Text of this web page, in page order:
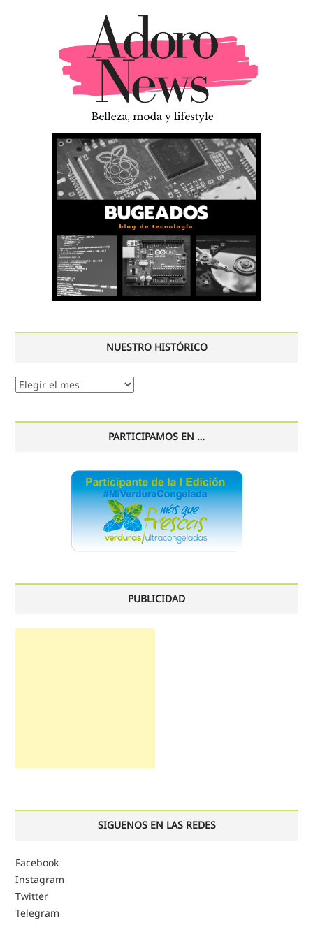
NUESTRO HISTÓRICO
Nuestro
PARTICIPAMOS EN …
PUBLICIDAD
SIGUENOS EN LAS REDES
Facebook
Instagram
Twitter
Telegram